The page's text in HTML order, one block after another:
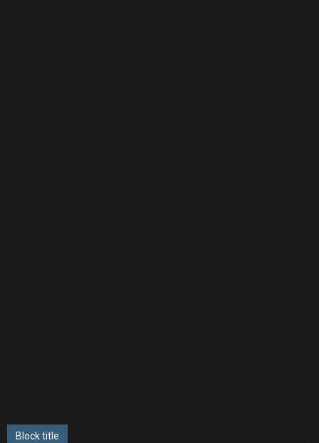
Block title